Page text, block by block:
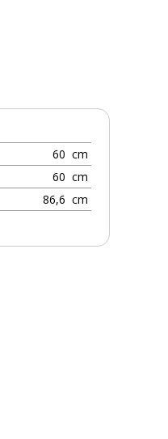
60 cm
60 cm
86,6 cm